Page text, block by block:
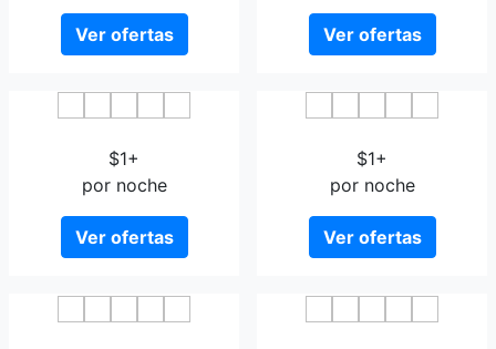
Ver ofertas Ver ofertas
$1+
por noche
Ver ofertas
$1+
por noche
Ver ofertas